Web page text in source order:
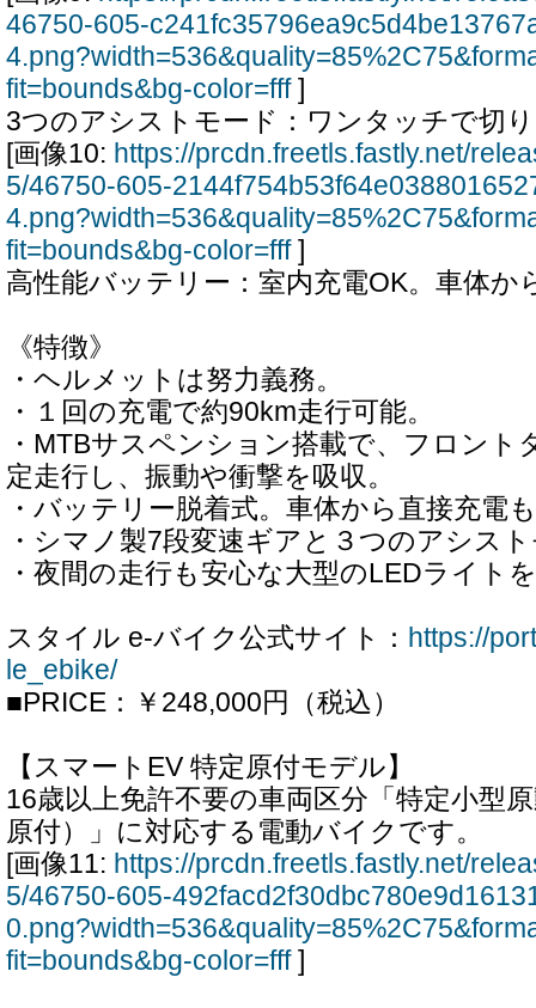
46750-605-
fit=bounds&bg-color=fff]
3つのアシストモード：ワンタッチで切
[画像10: https://prcdn.freetls.fastly.net/
5/46750-605-
fit=bounds&bg-color=fff]
高性能バッテリー：室内充電OK。車体か
《特徴》
・ヘルメットは努力義務。
・１回の充電で約90km走行可能。
・MTBサスペンション搭載で、フロント
定走行し、振動や衝撃を吸収。
・バッテリー脱着式。車体から直接充電
・シマノ製7段変速ギアと３つのアシス
・夜間の走行も安心な大型のLEDライト
スタイル e-バイク公式サイト： https://
le_ebike/
■PRICE：￥248,000円（税込）
【スマートEV 特定原付モデル】
16歳以上免許不要の車両区分「特定小型
原付）」に対応する電動バイクです。
[画像11: https://prcdn.freetls.fastly.net/
5/46750-605-
fit=bounds&bg-color=fff]